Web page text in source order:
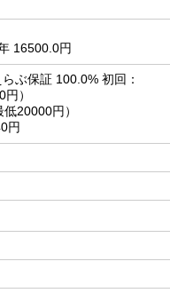
/2年 16500.0円
ぶ保証 100.0% 初回：
）
20000円）
円